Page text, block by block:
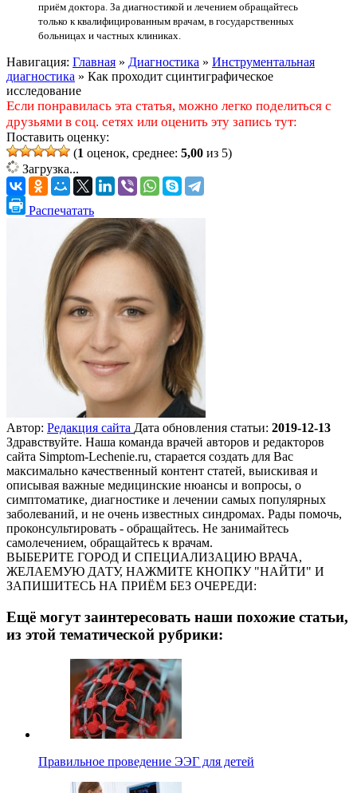
приём доктора. За диагностикой и лечением обращайтесь
только к квалифицированным врачам, в государственных
больницах и частных клиниках.
Навигация: Главная » Диагностика » Инструментальная
диагностика » Как проходит сцинтиграфическое
исследование
Если понравилась эта статья, можно легко поделиться с
друзьями в соц. сетях или оценить эту запись тут:
Поставить оценку:
(1 оценок, среднее: 5,00 из 5)
Загрузка...
Распечатать
Автор: Редакция сайта Дата обновления статьи: 2019-12-13
Здравствуйте. Наша команда врачей авторов и редакторов
сайта Simptom-Lechenie.ru, старается создать для Вас
максимально качественный контент статей, выискивая и
описывая важные медицинские нюансы и вопросы, о
симптоматике, диагностике и лечении самых популярных
заболеваний, и не очень известных синдромах. Рады помочь,
проконсультировать - обращайтесь. Не занимайтесь
самолечением, обращайтесь к врачам.
ВЫБЕРИТЕ ГОРОД И СПЕЦИАЛИЗАЦИЮ ВРАЧА,
ЖЕЛАЕМУЮ ДАТУ, НАЖМИТЕ КНОПКУ "НАЙТИ" И
ЗАПИШИТЕСЬ НА ПРИЁМ БЕЗ ОЧЕРЕДИ:
Ещё могут заинтересовать наши похожие статьи,
из этой тематической рубрики:
Правильное проведение ЭЭГ для детей